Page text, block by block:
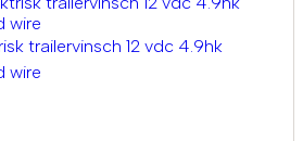
trailervinsch 12 vdc 4.9hk
wire